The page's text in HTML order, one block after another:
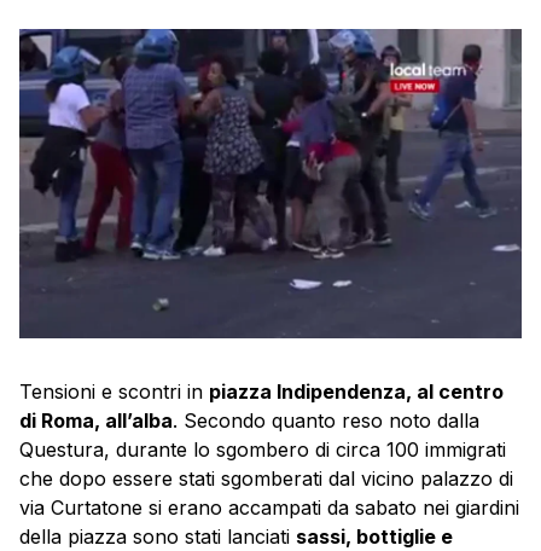
Tensioni e scontri in piazza Indipendenza, al centro
di Roma, all’alba. Secondo quanto reso noto dalla
Questura, durante lo sgombero di circa 100 immigrati
che dopo essere stati sgomberati dal vicino palazzo di
via Curtatone si erano accampati da sabato nei giardini
della piazza sono stati lanciati sassi, bottiglie e